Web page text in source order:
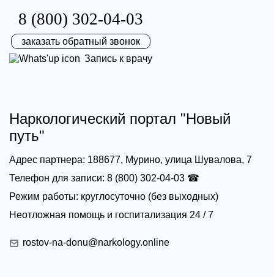
8 (800) 302-04-03
заказать обратный звонок
Запись к врачу
Наркологический портал "Новый
путь"
Адрес партнера: 188677, Мурино, улица Шувалова, 7
Телефон для записи: 8 (800) 302-04-03 ☎
Режим работы: круглосуточно (без выходных)
Неотложная помощь и госпитализация 24 / 7
rostov-na-donu@narkology.online